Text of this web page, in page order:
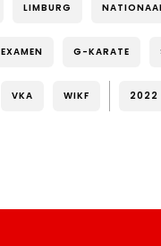
LIMBURG
EXAMEN G-KARATE
VKA WIKF 2022